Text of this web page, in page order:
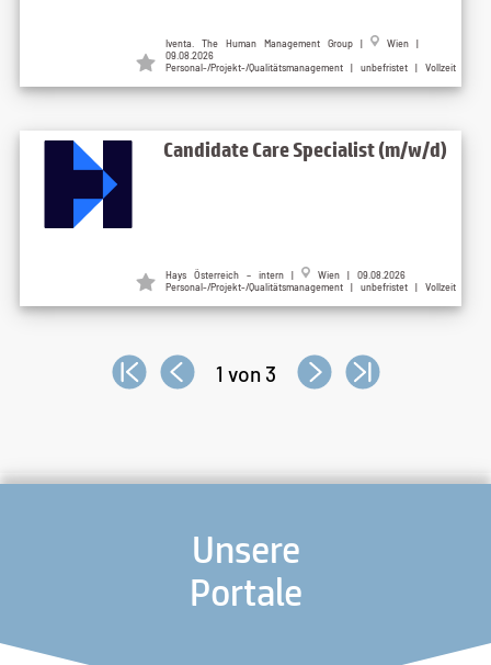
Iventa. The Human Management Group |
Wien |
09.08.2026
Personal-/Projekt-/Qualitätsmanagement | unbefristet | Vollzeit
Candidate Care Specialist (m/w/d)
Hays Österreich – intern |
Wien | 09.08.2026
Personal-/Projekt-/Qualitätsmanagement | unbefristet | Vollzeit
1 von 3
Unsere
Portale